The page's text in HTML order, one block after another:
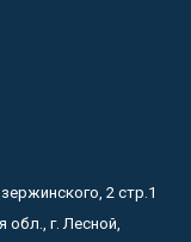
2 стр.1
обл., г. Лесной,